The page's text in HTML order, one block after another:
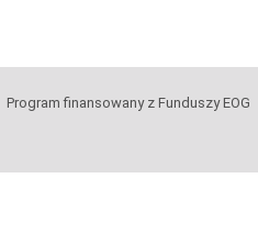
Program finansowany z Funduszy EOG